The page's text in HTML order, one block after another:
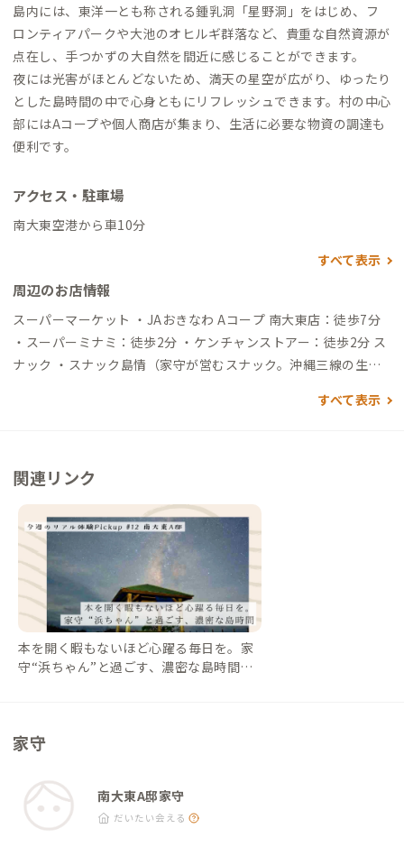
島内には、東洋一とも称される鍾乳洞「星野洞」をはじめ、フ
ロンティアパークや大池のオヒルギ群落など、貴重な自然資源が
点在し、手つかずの大自然を間近に感じることができます。
夜には光害がほとんどないため、満天の星空が広がり、ゆったり
とした島時間の中で心身ともにリフレッシュできます。村の中心
部にはAコープや個人商店が集まり、生活に必要な物資の調達も
便利です。
アクセス・駐車場
南大東空港から車10分
すべて表示
周辺のお店情報
スーパーマーケット ・JAおきなわ Aコープ 南大東店：徒歩7分
・スーパーミナミ：徒歩2分 ・ケンチャンストアー：徒歩2分 ス
ナック ・スナック島情（家守が営むスナック。沖縄三線の生演
すべて表示
関連リンク
本を開く暇もないほど心躍る毎日を。家
守“浜ちゃん”と過ごす、濃密な島時間
家守
南大東A邸家守
だいたい会える